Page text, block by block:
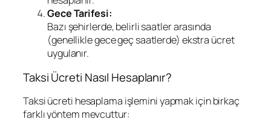
Gece Tarifesi:
Bazı şehirlerde, belirli saatler arasında
(genellikle gece geç saatlerde) ekstra ücret
uygulanır.
Taksi Ücreti Nasıl Hesaplanır?
Taksi ücreti hesaplama işlemini yapmak için birkaç
farklı yöntem mevcuttur: